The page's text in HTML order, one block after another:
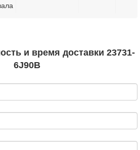
и время доставки 23731-
6J90B